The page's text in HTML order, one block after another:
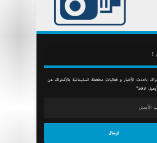
!
بأحدث الأخبار و فعاليات محافظة السليمانية بالأشتراك عن
أدناه:"